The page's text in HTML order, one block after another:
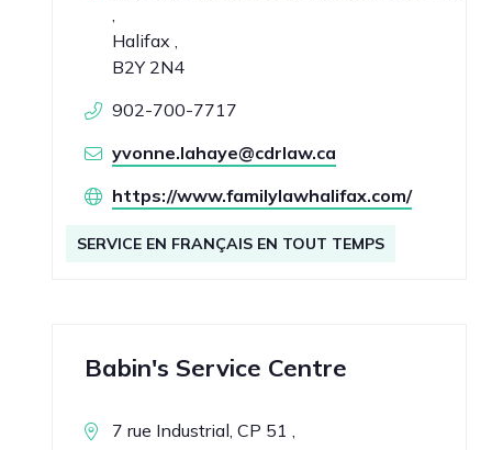
,
Halifax ,
B2Y 2N4
902-700-7717
yvonne.lahaye@cdrlaw.ca
https://www.familylawhalifax.com/
SERVICE EN FRANÇAIS EN TOUT TEMPS
Babin's Service Centre
7 rue Industrial, CP 51 ,